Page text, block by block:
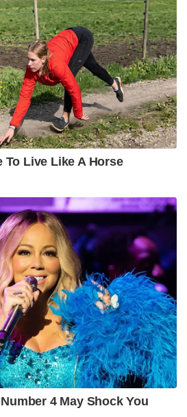
To Live Like A Horse
4 May Shock You